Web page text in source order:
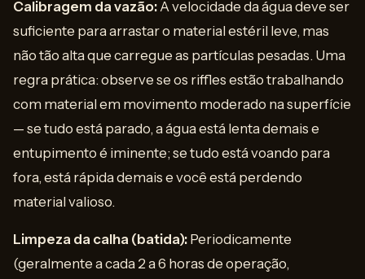
Calibragem da vazão:A velocidade da água deve ser
suficiente para arrastar o material estéril leve, mas
não tão alta que carregue as partículas pesadas. Uma
regra prática: observe se os riffles estão trabalhando
com material em movimento moderado na superfície
— se tudo está parado, a água está lenta demais e
entupimento é iminente; se tudo está voando para
fora, está rápida demais e você está perdendo
material valioso.
Limpeza da calha (batida): Periodicamente
(geralmente a cada 2 a 6 horas de operação,